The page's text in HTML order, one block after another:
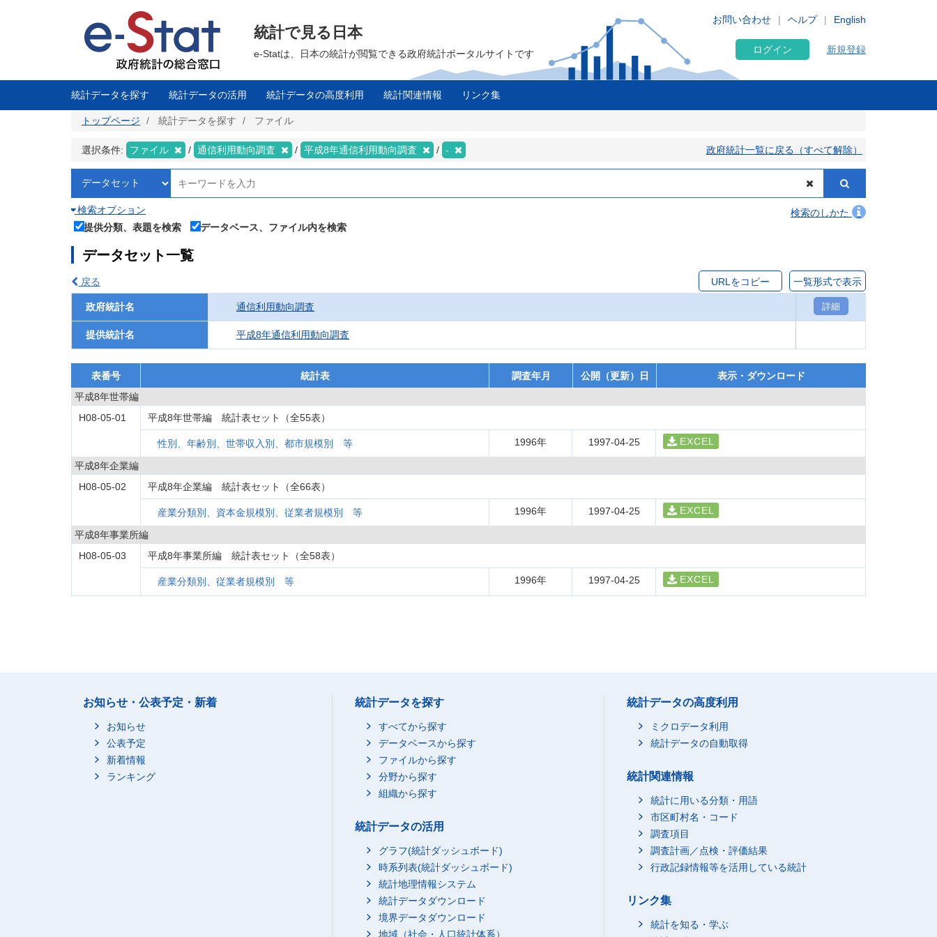
に
English
お問い合わせ ヘルプ
統計で見る日本
e-Statは、日本の統計が閲覧できる政府統計ポータルサイトです ログイン 新規登録
統計データを探す 統計データの活用 統計データの高度利用 統計関連情報 リンク集
トップページ 統計データを探す ファイル
選択条件: ファイル 通信利用動向調査 平成8年通信利用動向調査 - 政府統計一覧に戻る（すべて解除）
検索オプション
検索のしかた
提供分類、表題を検索
データベース、ファイル内を検索
データセット一覧
戻る URLをコピー 一覧形式で表示
政府統計名 通信利用動向調査 詳細
提供統計名 平成8年通信利用動向調査
表番号 統計表 調査年月 公開（更新）日
表示・ダウンロード
平成8年世帯編
H08-05-01
平成8年世帯編 統計表セット（全55表）
性別、年齢別、世帯収入別、都市規模別 等 1996年 1997-04-25 EXCEL
平成8年企業編
H08-05-02
平成8年企業編 統計表セット（全66表）
産業分類別、資本金規模別、従業者規模別 等 1996年 1997-04-25 EXCEL
平成8年事業所編
H08-05-03
平成8年事業所編 統計表セット（全58表）
産業分類別、従業者規模別 等 1996年 1997-04-25 EXCEL
お知らせ・公表予定・新着
お知らせ
公表予定
新着情報
ランキング
統計データを探す
すべてから探す
データベースから探す
ファイルから探す
分野から探す
組織から探す
統計データの活用
グラフ(統計ダッシュボード)
時系列表(統計ダッシュボード)
統計地理情報システム
統計データダウンロード
境界データダウンロード
地域（社会・人口統計体系）
統計データの高度利用
ミクロデータ利用
統計データの自動取得
統計関連情報
統計に用いる分類・用語
市区町村名・コード
調査項目
調査計画／点検・評価結果
行政記録情報等を活用している統計
リンク集
統計を知る・学ぶ